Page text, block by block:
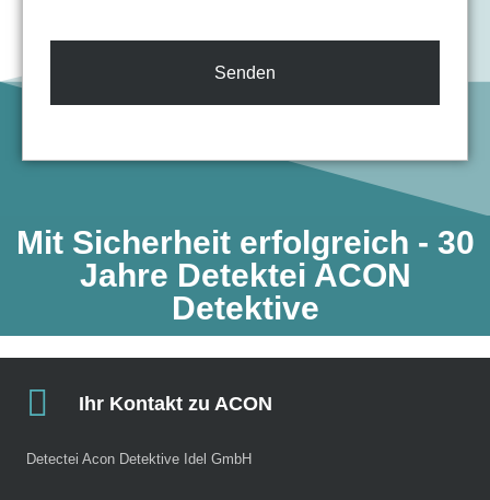
Senden
Mit Sicherheit erfolgreich - 30
Jahre Detektei ACON
Detektive​
Ihr Kontakt zu ACON
Detectei Acon Detektive Idel GmbH